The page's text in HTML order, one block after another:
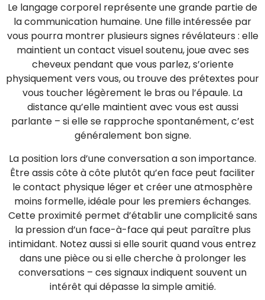
Le langage corporel représente une grande partie de
la communication humaine. Une fille intéressée par
vous pourra montrer plusieurs signes révélateurs : elle
maintient un contact visuel soutenu, joue avec ses
cheveux pendant que vous parlez, s’oriente
physiquement vers vous, ou trouve des prétextes pour
vous toucher légèrement le bras ou l’épaule. La
distance qu’elle maintient avec vous est aussi
parlante – si elle se rapproche spontanément, c’est
généralement bon signe.
La position lors d’une conversation a son importance.
Être assis côte à côte plutôt qu’en face peut faciliter
le contact physique léger et créer une atmosphère
moins formelle, idéale pour les premiers échanges.
Cette proximité permet d’établir une complicité sans
la pression d’un face-à-face qui peut paraître plus
intimidant. Notez aussi si elle sourit quand vous entrez
dans une pièce ou si elle cherche à prolonger les
conversations – ces signaux indiquent souvent un
intérêt qui dépasse la simple amitié.